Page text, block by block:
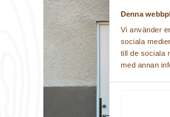
Denna
Vi använder
sociala
till de sociala
med annan